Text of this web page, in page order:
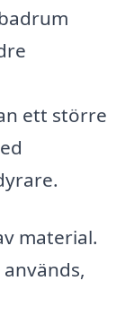
ett större
material.